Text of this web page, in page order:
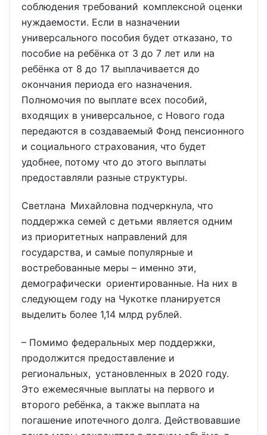
соблюдения требований комплексной оценки
нуждаемости. Если в назначении
универсального пособия будет отказано, то
пособие на ребёнка от 3 до 7 лет или на
ребёнка от 8 до 17 выплачивается до
окончания периода его назначения.
Полномочия по выплате всех пособий,
входящих в универсальное, с Нового года
передаются в создаваемый Фонд пенсионного
и социального страхования, что будет
удобнее, потому что до этого выплаты
предоставляли разные структуры.
Светлана Михайловна подчеркнула, что
поддержка семей с детьми является одним
из приоритетных направлений для
государства, и самые популярные и
востребованные меры – именно эти,
демографически ориентированные. На них в
следующем году на Чукотке планируется
выделить более 1,14 млрд рублей.
– Помимо федеральных мер поддержки,
продолжится предоставление и
региональных, установленных в 2020 году.
Это ежемесячные выплаты на первого и
второго ребёнка, а также выплата на
погашение ипотечного долга. Действовавшие